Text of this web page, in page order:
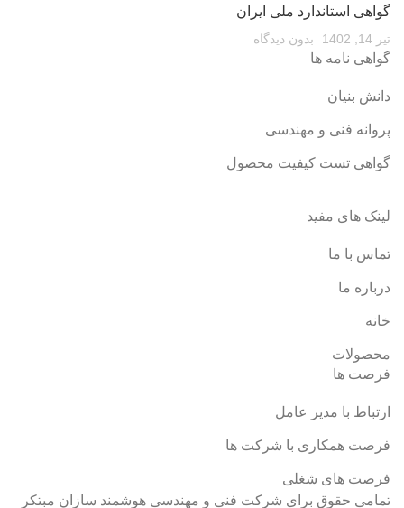
گواهی استاندارد ملی ایران
تیر 14, 1402 بدون دیدگاه
گواهی نامه ها
دانش بنیان
پروانه فنی و مهندسی
گواهی تست کیفیت محصول
لینک های مفید
تماس با ما
درباره ما
خانه
محصولات
فرصت ها
ارتباط با مدیر عامل
فرصت همکاری با شرکت ها
فرصت های شغلی
تمامی حقوق برای شرکت فنی و مهندسی هوشمند سازان مبتکر